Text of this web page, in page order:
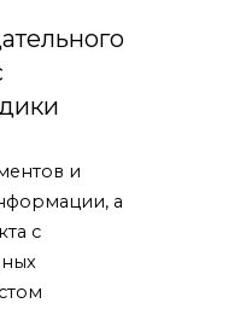
и
а
с